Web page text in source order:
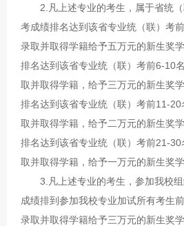
2.凡上述专业的考生，属于省统
考成绩排名达到该省专业统（联）考
录取并取得学籍给予五万元的新生奖
排名达到该省专业统（联）考前6-10
取并取得学籍，给予三万元的新生奖
排名达到该省专业统（联）考前11-
取并取得学籍，给予二万元的新生奖
排名达到该省专业统（联）考前21-
取并取得学籍，给予一万元的新生奖学
3.凡上述专业的考生，参加我校
成绩排到参加我校专业加试所有考生
录取并取得学籍给予三万元的新生奖学